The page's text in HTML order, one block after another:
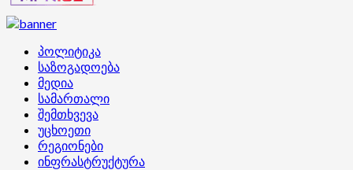
Primary
Menu
პოლიტიკა
საზოგადოება
მედია
სამართალი
შემთხვევა
უცხოეთი
რეგიონები
ინფრასტრუქტურა